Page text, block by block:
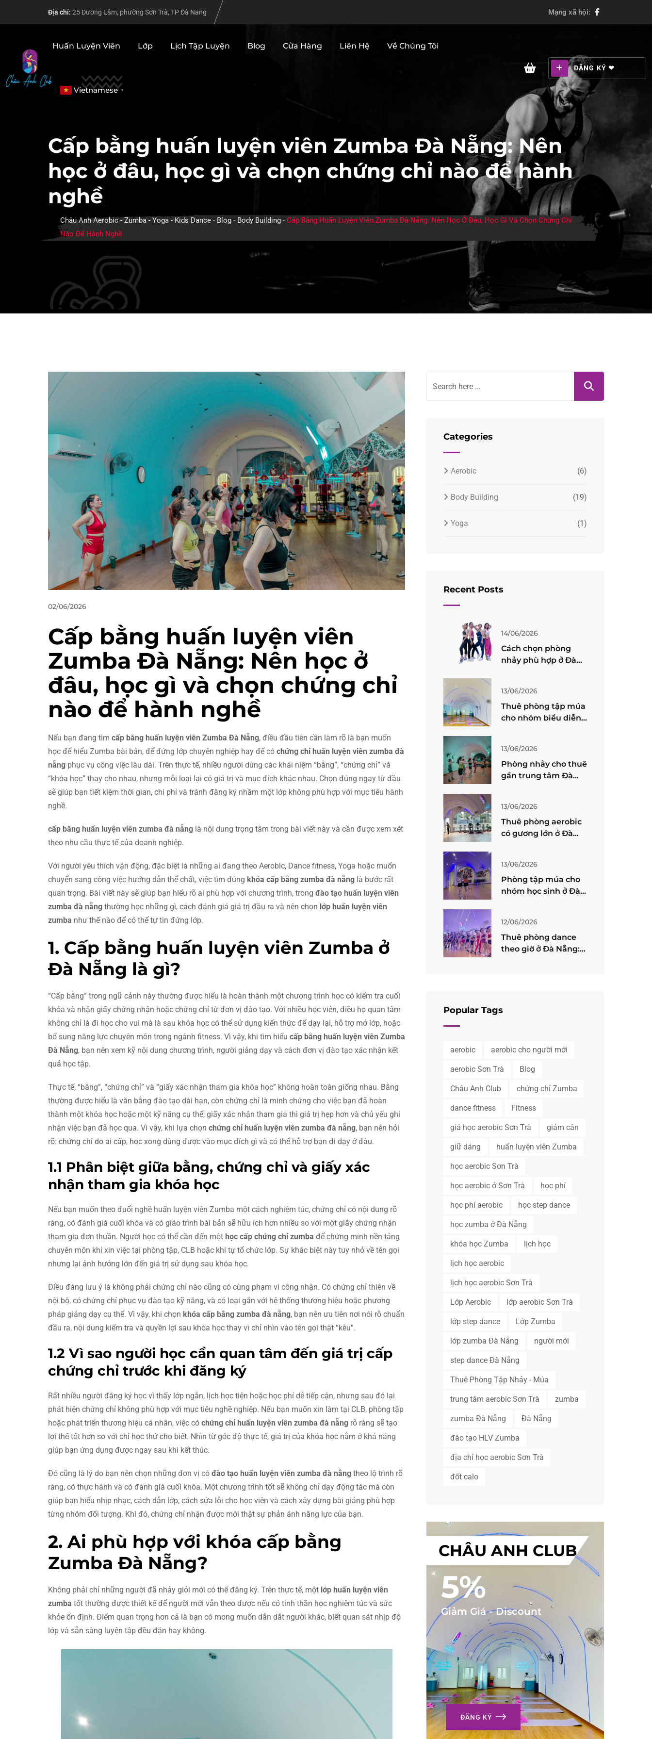
Địa chỉ: 25 Dương Lâm, phường Sơn Trà, TP Đà Nẵng Mạng xã hội:
Huấn Luyện Viên Lớp Lịch Tập Luyện Blog Cửa Hàng Liên Hệ Về Chúng Tôi
Vietnamese ▼
ĐĂNG KÝ ❤
Cấp bằng huấn luyện viên Zumba Đà Nẵng: Nên
học ở đâu, học gì và chọn chứng chỉ nào để hành
nghề
Châu Anh Aerobic - Zumba - Yoga - Kids Dance - Blog - Body Building - Cấp Bằng Huấn Luyện Viên Zumba Đà Nẵng: Nên Học Ở Đâu, Học Gì Và Chọn Chứng Chỉ
Nào Để Hành Nghề
02/06/2026
Cấp bằng huấn luyện viên
Zumba Đà Nẵng: Nên học ở
đâu, học gì và chọn chứng chỉ
nào để hành nghề
Nếu bạn đang tìm cấp bằng huấn luyện viên Zumba Đà Nẵng, điều đầu tiên cần làm rõ là bạn muốn
học để hiểu Zumba bài bản, để đứng lớp chuyên nghiệp hay để có chứng chỉ huấn luyện viên zumba đà
nẵng phục vụ công việc lâu dài. Trên thực tế, nhiều người dùng các khái niệm “bằng”, “chứng chỉ” và
“khóa học” thay cho nhau, nhưng mỗi loại lại có giá trị và mục đích khác nhau. Chọn đúng ngay từ đầu
sẽ giúp bạn tiết kiệm thời gian, chi phí và tránh đăng ký nhầm một lớp không phù hợp với mục tiêu hành
nghề.
cấp bằng huấn luyện viên zumba đà nẵng là nội dung trọng tâm trong bài viết này và cần được xem xét
theo nhu cầu thực tế của doanh nghiệp.
Với người yêu thích vận động, đặc biệt là những ai đang theo Aerobic, Dance fitness, Yoga hoặc muốn
chuyển sang công việc hướng dẫn thể chất, việc tìm đúng khóa cấp bằng zumba đà nẵng là bước rất
quan trọng. Bài viết này sẽ giúp bạn hiểu rõ ai phù hợp với chương trình, trong đào tạo huấn luyện viên
zumba đà nẵng thường học những gì, cách đánh giá giá trị đầu ra và nên chọn lớp huấn luyện viên
zumba như thế nào để có thể tự tin đứng lớp.
1. Cấp bằng huấn luyện viên Zumba ở
Đà Nẵng là gì?
“Cấp bằng” trong ngữ cảnh này thường được hiểu là hoàn thành một chương trình học có kiểm tra cuối
khóa và nhận giấy chứng nhận hoặc chứng chỉ từ đơn vị đào tạo. Với nhiều học viên, điều họ quan tâm
không chỉ là đi học cho vui mà là sau khóa học có thể sử dụng kiến thức để dạy lại, hỗ trợ mở lớp, hoặc
bổ sung năng lực chuyên môn trong ngành fitness. Vì vậy, khi tìm hiểu cấp bằng huấn luyện viên Zumba
Đà Nẵng, bạn nên xem kỹ nội dung chương trình, người giảng dạy và cách đơn vị đào tạo xác nhận kết
quả học tập.
Thực tế, “bằng”, “chứng chỉ” và “giấy xác nhận tham gia khóa học” không hoàn toàn giống nhau. Bằng
thường được hiểu là văn bằng đào tạo dài hạn, còn chứng chỉ là minh chứng cho việc bạn đã hoàn
thành một khóa học hoặc một kỹ năng cụ thể; giấy xác nhận tham gia thì giá trị hẹp hơn và chủ yếu ghi
nhận việc bạn đã học qua. Vì vậy, khi lựa chọn chứng chỉ huấn luyện viên zumba đà nẵng, bạn nên hỏi
rõ: chứng chỉ do ai cấp, học xong dùng được vào mục đích gì và có thể hỗ trợ bạn đi dạy ở đâu.
1.1 Phân biệt giữa bằng, chứng chỉ và giấy xác
nhận tham gia khóa học
Nếu bạn muốn theo đuổi nghề huấn luyện viên Zumba một cách nghiêm túc, chứng chỉ có nội dung rõ
ràng, có đánh giá cuối khóa và có giáo trình bài bản sẽ hữu ích hơn nhiều so với một giấy chứng nhận
tham gia đơn thuần. Người học có thể cần đến một học cấp chứng chỉ zumba để chứng minh nền tảng
chuyên môn khi xin việc tại phòng tập, CLB hoặc khi tự tổ chức lớp. Sự khác biệt này tuy nhỏ về tên gọi
nhưng lại ảnh hưởng lớn đến giá trị sử dụng sau khóa học.
Điều đáng lưu ý là không phải chứng chỉ nào cũng có cùng phạm vi công nhận. Có chứng chỉ thiên về
nội bộ, có chứng chỉ phục vụ đào tạo kỹ năng, và có loại gắn với hệ thống thương hiệu hoặc phương
pháp giảng dạy cụ thể. Vì vậy, khi chọn khóa cấp bằng zumba đà nẵng, bạn nên ưu tiên nơi nói rõ chuẩn
đầu ra, nội dung kiểm tra và quyền lợi sau khóa học thay vì chỉ nhìn vào tên gọi thật “kêu”.
1.2 Vì sao người học cần quan tâm đến giá trị cấp
chứng chỉ trước khi đăng ký
Rất nhiều người đăng ký học vì thấy lớp ngắn, lịch học tiện hoặc học phí dễ tiếp cận, nhưng sau đó lại
phát hiện chứng chỉ không phù hợp với mục tiêu nghề nghiệp. Nếu bạn muốn xin làm tại CLB, phòng tập
hoặc phát triển thương hiệu cá nhân, việc có chứng chỉ huấn luyện viên zumba đà nẵng rõ ràng sẽ tạo
lợi thế tốt hơn so với chỉ học thử cho biết. Nhìn từ góc độ thực tế, giá trị của khóa học nằm ở khả năng
giúp bạn ứng dụng được ngay sau khi kết thúc.
Đó cũng là lý do bạn nên chọn những đơn vị có đào tạo huấn luyện viên zumba đà nẵng theo lộ trình rõ
ràng, có thực hành và có đánh giá cuối khóa. Một chương trình tốt sẽ không chỉ dạy động tác mà còn
giúp bạn hiểu nhịp nhạc, cách dẫn lớp, cách sửa lỗi cho học viên và cách xây dựng bài giảng phù hợp
từng nhóm đối tượng. Khi đó, chứng chỉ nhận được mới thật sự phản ánh năng lực của bạn.
2. Ai phù hợp với khóa cấp bằng
Zumba Đà Nẵng?
Không phải chỉ những người đã nhảy giỏi mới có thể đăng ký. Trên thực tế, một lớp huấn luyện viên
zumba tốt thường được thiết kế để người mới vẫn theo được nếu có tinh thần học nghiêm túc và sức
khỏe ổn định. Điểm quan trọng hơn cả là bạn có mong muốn dẫn dắt người khác, biết quan sát nhịp độ
lớp và sẵn sàng luyện tập đều đặn hay không.
Categories
Aerobic (6)
Body Building (19)
Yoga (1)
Recent Posts
14/06/2026
Cách chọn phòng
nhảy phù hợp ở Đà
toàn trước khi thuê
13/06/2026
Thuê phòng tập múa
cho nhóm biểu diễn
duyệt thoải mái
13/06/2026
Phòng nhảy cho thuê
gần trung tâm Đà
chuyển và đặt lịch
nhanh
13/06/2026
Thuê phòng aerobic
có gương lớn ở Đà
hợp, dễ chỉnh động
tác
13/06/2026
Phòng tập múa cho
nhóm học sinh ở Đà
để học và sinh hoạt
ngoại khóa
12/06/2026
Thuê phòng dance
theo giờ ở Đà Nẵng:
Popular Tags
aerobic aerobic cho người mới
aerobic Sơn Trà Blog
Châu Anh Club chứng chỉ Zumba
dance fitness Fitness
giá học aerobic Sơn Trà giảm cân
giữ dáng huấn luyện viên Zumba
học aerobic Sơn Trà
học aerobic ở Sơn Trà học phí
học phí aerobic học step dance
học zumba ở Đà Nẵng
khóa học Zumba lịch học
lịch học aerobic
lịch học aerobic Sơn Trà
Lớp Aerobic lớp aerobic Sơn Trà
lớp step dance Lớp Zumba
lớp zumba Đà Nẵng người mới
step dance Đà Nẵng
Thuê Phòng Tập Nhảy - Múa
trung tâm aerobic Sơn Trà zumba
zumba Đà Nẵng Đà Nẵng
đào tạo HLV Zumba
địa chỉ học aerobic Sơn Trà
đốt calo
CHÂU ANH CLUB
5%
Giảm Giá - Discount
ĐĂNG KÝ